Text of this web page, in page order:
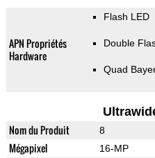
APN Propriétés
Hardware
Flash LED
Double
Quad
Nom du Produit 8
Mégapixel 16-MP